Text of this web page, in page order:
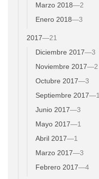
Marzo 2018—2
Enero 2018—3
2017—21
Diciembre 2017—3
Noviembre 2017—2
Octubre 2017—3
Septiembre 2017—1
Junio 2017—3
Mayo 2017—1
Abril 2017—1
Marzo 2017—3
Febrero 2017—4